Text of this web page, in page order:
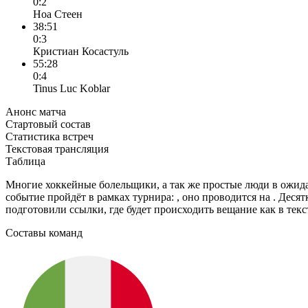
Ноа Стеен
38:51
0:3
Кристиан Косастуль
55:28
0:4
Tinus Luc Koblar
Анонс матча
Стартовый состав
Статистика встреч
Текстовая трансляция
Таблица
Многие хоккейные болельщики, а так же простые люди в
событие пройдёт в рамках турнира: , оно проводится на .
подготовили ссылки, где будет происходить вещание как в
Составы команд